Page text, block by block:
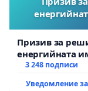
Призив за
енергийната
3 248 подписи
Уведомление